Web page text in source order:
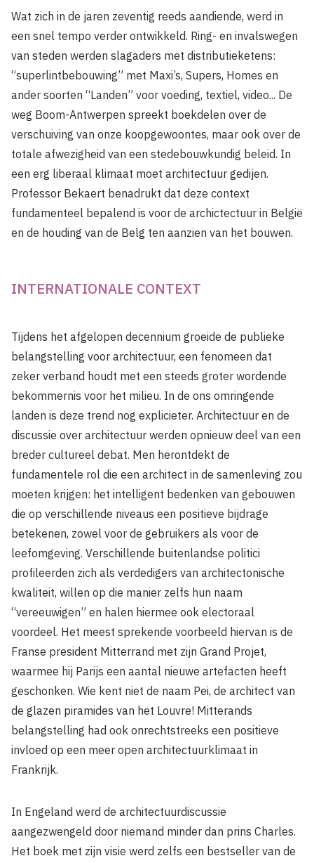
Wat zich in de jaren zeventig reeds aandiende, werd in
een snel tempo verder ontwikkeld. Ring- en invalswegen
van steden werden slagaders met distributieketens:
“superlintbebouwing” met Maxi’s, Supers, Homes en
ander soorten “Landen” voor voeding, textiel, video... De
weg Boom-Antwerpen spreekt boekdelen over de
verschuiving van onze koopgewoontes, maar ook over de
totale afwezigheid van een stedebouwkundig beleid. In
een erg liberaal klimaat moet architectuur gedijen.
Professor Bekaert benadrukt dat deze context
fundamenteel bepalend is voor de archictectuur in België
en de houding van de Belg ten aanzien van het bouwen.
INTERNATIONALE CONTEXT
Tijdens het afgelopen decennium groeide de publieke
belangstelling voor architectuur, een fenomeen dat
zeker verband houdt met een steeds groter wordende
bekommernis voor het milieu. In de ons omringende
landen is deze trend nog explicieter. Architectuur en de
discussie over architectuur werden opnieuw deel van een
breder cultureel debat. Men herontdekt de
fundamentele rol die een architect in de samenleving zou
moeten krijgen: het intelligent bedenken van gebouwen
die op verschillende niveaus een positieve bijdrage
betekenen, zowel voor de gebruikers als voor de
leefomgeving. Verschillende buitenlandse politici
profileerden zich als verdedigers van architectonische
kwaliteit, willen op die manier zelfs hun naam
“vereeuwigen” en halen hiermee ook electoraal
voordeel. Het meest sprekende voorbeeld hiervan is de
Franse president Mitterrand met zijn Grand Projet,
waarmee hij Parijs een aantal nieuwe artefacten heeft
geschonken. Wie kent niet de naam Pei, de architect van
de glazen piramides van het Louvre! Mitterands
belangstelling had ook onrechtstreeks een positieve
invloed op een meer open architectuurklimaat in
Frankrijk.
In Engeland werd de architectuurdiscussie
aangezwengeld door niemand minder dan prins Charles.
Het boek met zijn visie werd zelfs een bestseller van de